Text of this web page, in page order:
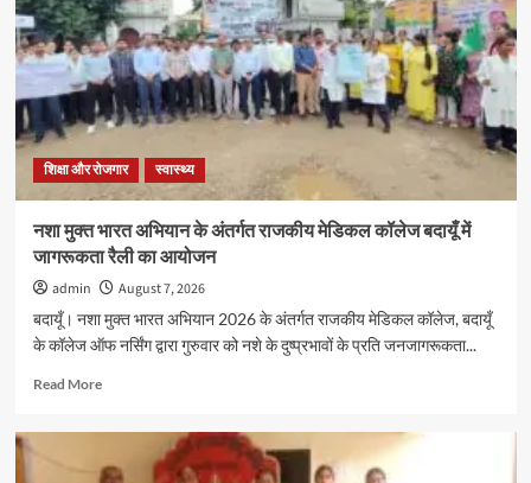
एजुकेशन
की
मेधावी
अवलीन
कालरा
को
गोल्ड
मेडल,
हजार
रुपये
के
पुरस्कार
से
शिक्षा और रोजगार स्वास्थ्य
नशा मुक्त भारत अभियान के अंतर्गत राजकीय मेडिकल कॉलेज बदायूँ में
जागरूकता रैली का आयोजन
admin
August 7, 2026
बदायूँ। नशा मुक्त भारत अभियान 2026 के अंतर्गत राजकीय मेडिकल कॉलेज, बदायूँ
के कॉलेज ऑफ नर्सिंग द्वारा गुरुवार को नशे के दुष्प्रभावों के प्रति जनजागरूकता...
Read MoreRead
मुक्त